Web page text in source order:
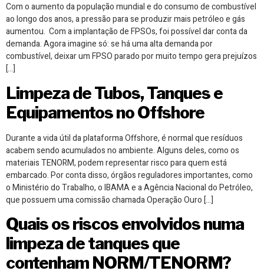
Com o aumento da população mundial e do consumo de combustível
ao longo dos anos, a pressão para se produzir mais petróleo e gás
aumentou. Com a implantação de FPSOs, foi possível dar conta da
demanda. Agora imagine só: se há uma alta demanda por
combustível, deixar um FPSO parado por muito tempo gera prejuízos
[…]
Limpeza de Tubos, Tanques e
Equipamentos no Offshore
Durante a vida útil da plataforma Offshore, é normal que resíduos
acabem sendo acumulados no ambiente. Alguns deles, como os
materiais TENORM, podem representar risco para quem está
embarcado. Por conta disso, órgãos reguladores importantes, como
o Ministério do Trabalho, o IBAMA e a Agência Nacional do Petróleo,
que possuem uma comissão chamada Operação Ouro […]
Quais os riscos envolvidos numa
limpeza de tanques que
contenham NORM/TENORM?